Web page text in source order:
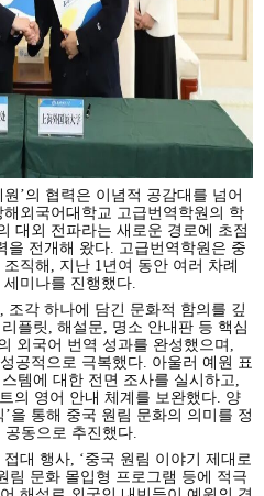
’의 협력은 이념적 공감대를 넘어
외국어대학교 고급번역학원의 학
대외 전파라는 새로운 경로에 초점
을 전개해 왔다. 고급번역학원은 중
직해, 지난 1년여 동안 여러 차례
미나를 진행했다.
조각 하나에 담긴 문화적 함의를 깊
플릿, 해설문, 명소 안내판 등 핵심
외국어 번역 성과를 완성했으며,
공적으로 극복했다. 아울러 예원 표
템에 대한 전면 조사를 실시하고,
의 영어 안내 체계를 보완했다. 양
을 통해 중국 원림 문화의 의미를 정
공동으로 추진했다.
대 행사, ‘중국 원림 이야기 제대로
림 문화 몰입형 프로그램 등에 적극